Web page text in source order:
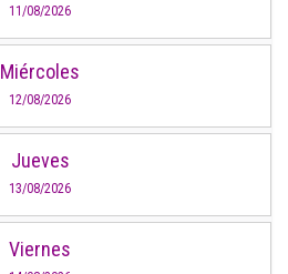
11/08/2026
Miércoles
12/08/2026
Jueves
13/08/2026
Viernes